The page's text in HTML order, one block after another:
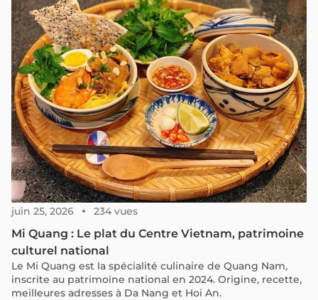
cette recette locale, des meilleures adresses aux astuces
de dégustation.
juin 25, 2026 234 vues
Mi Quang : Le plat du Centre Vietnam, patrimoine
culturel national
Le Mi Quang est la spécialité culinaire de Quang Nam,
inscrite au patrimoine national en 2024. Origine, recette,
meilleures adresses à Da Nang et Hoi An.